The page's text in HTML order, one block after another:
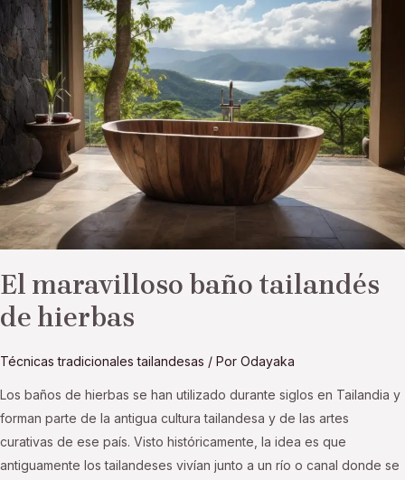
El maravilloso baño tailandés
de hierbas
Técnicas tradicionales tailandesas / Por Odayaka
Los baños de hierbas se han utilizado durante siglos en Tailandia y
forman parte de la antigua cultura tailandesa y de las artes
curativas de ese país. Visto históricamente, la idea es que
antiguamente los tailandeses vivían junto a un río o canal donde se
maravilloso
baño
tailandés
de
hierbas